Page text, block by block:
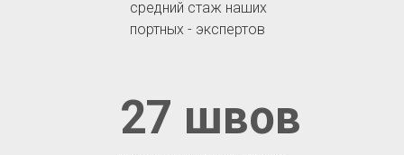
27 швов
средний стаж наших
портных - экспертов